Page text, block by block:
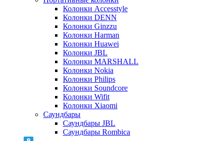
Колонки Accesstyle
Колонки DENN
Колонки Ginzzu
Колонки Harman
Колонки Huawei
Колонки JBL
Колонки MARSHALL
Колонки Nokia
Колонки Philips
Колонки Soundcore
Колонки Wifit
Колонки Xiaomi
Саундбары
Саундбары JBL
Саундбары Rombica